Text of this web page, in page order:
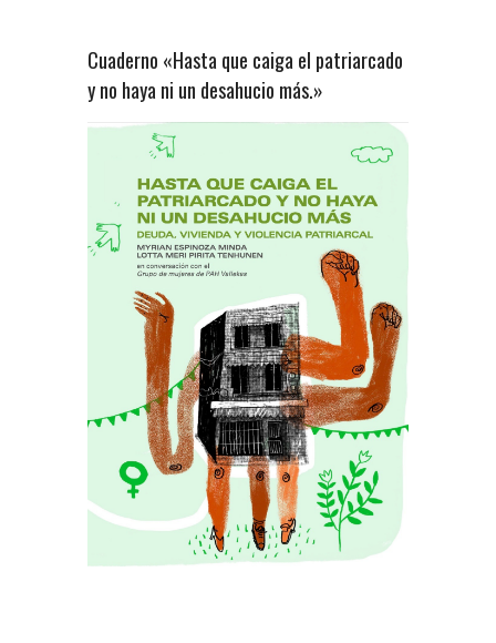
Cuaderno «Hasta que caiga el patriarcado
y no haya ni un desahucio más.»